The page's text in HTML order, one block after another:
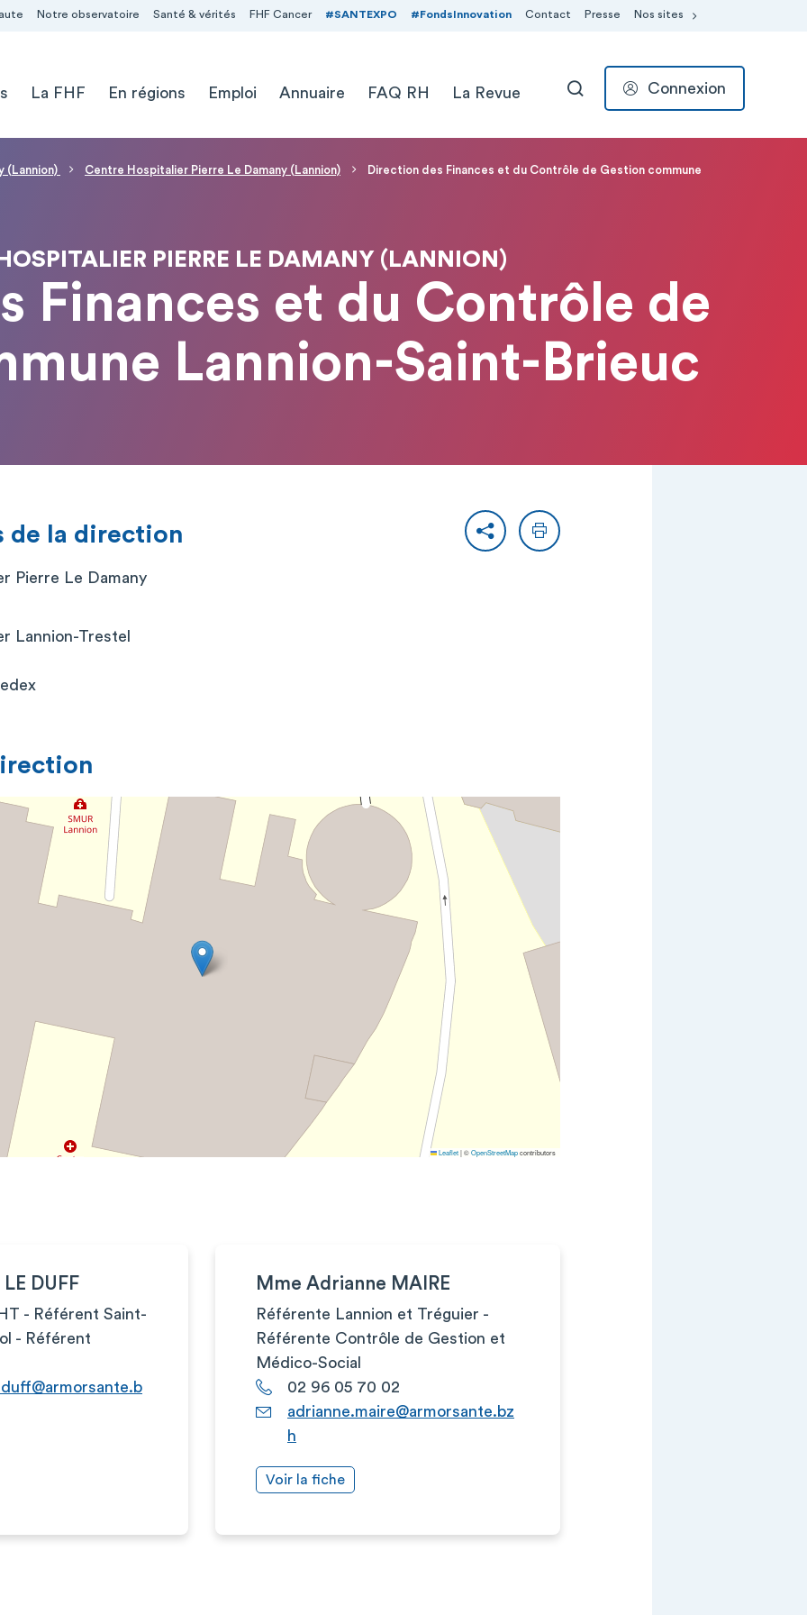
Notre observatoire Santé & vérités FHF Cancer #SANTEXPO #FondsInnovation Contact Presse Nos sites
La FHF En régions Emploi Annuaire FAQ RH La Revue RECHERCHER
Connexion
(Lannion) Centre Hospitalier Pierre Le Damany (Lannion) Direction des Finances et du Contrôle de Gestion commune
PIERRE LE DAMANY (LANNION)
Finances et du Contrôle de
Lannion-Saint-Brieuc
PartagerImprimer
de la direction
Pierre Le Damany
Lannion-Trestel
Leaflet|©OpenStreetMapcontributors
DUFF
- Référent Saint-
- Référent
Mme Adrianne MAIRE
Référente Lannion et Tréguier -
Référente Contrôle de Gestion et
Médico-Social
02 96 05 70 02
adrianne.maire@armorsante.bz
h
Voir la fiche